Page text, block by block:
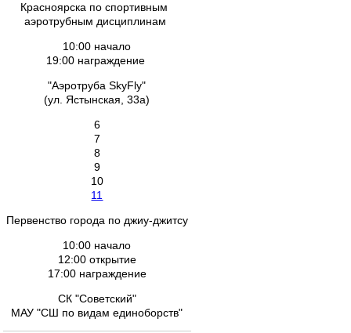
Красноярска по спортивным
аэротрубным дисциплинам
10:00 начало
19:00 награждение
"Аэротруба SkyFly"
(ул. Ястынская, 33а)
6
7
8
9
10
11
Первенство города по джиу-джитсу
10:00 начало
12:00 открытие
17:00 награждение
СК "Советский"
МАУ "СШ по видам единоборств"